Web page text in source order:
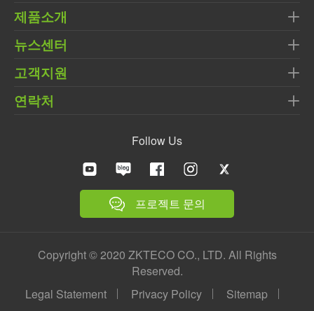
제품소개
뉴스센터
고객지원
연락처
Follow Us
프로젝트 문의
Copyright © 2020 ZKTECO CO., LTD. All Rights
Reserved.
Legal Statement
Privacy Policy Sitemap